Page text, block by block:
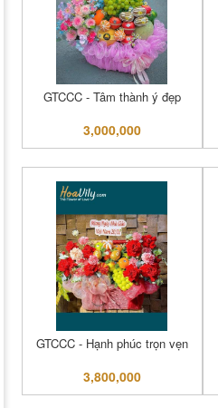
GTCCC - Tâm thành ý đẹp
3,000,000
GTCCC - Hạnh phúc trọn vẹn
3,800,000